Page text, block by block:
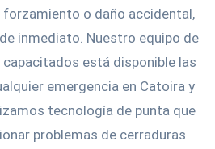
o daño accidental,
inmediato. Nuestro equipo de
está disponible las
emergencia en Catoira y
tecnología de punta que
problemas de cerraduras